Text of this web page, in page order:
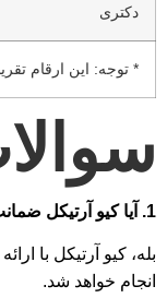
دکتری
* توجه: این ارقام
1. آیا کیو آرتیکل ضمانت کیفیت ارائه می‌دهد؟
بله، کیو آرتیکل با
انجام خواهد شد.